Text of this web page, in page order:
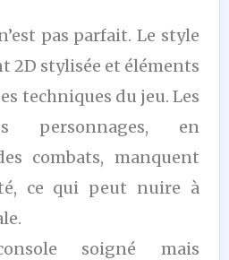
pas parfait. Le style
2D stylisée et éléments
techniques du jeu. Les
personnages, en
combats, manquent
ce qui peut nuire à
soigné mais